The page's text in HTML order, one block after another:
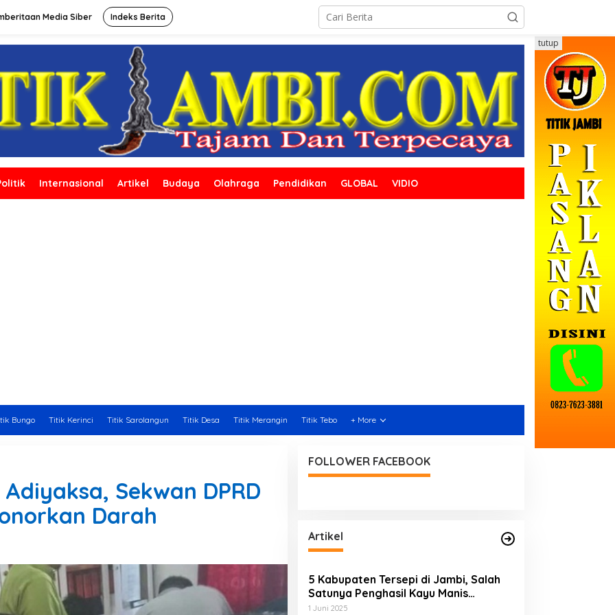
Media Siber Indeks Berita
Internasional Artikel Budaya Olahraga Pendidikan GLOBAL VIDIO
Bungo Titik Kerinci Titik Sarolangun Titik Desa Titik Merangin Titik Tebo + More
tutup
Sekwan DPRD
Darah
FOLLOWER FACEBOOK
Artikel
5 Kabupaten Tersepi di Jambi, Salah
Satunya Penghasil Kayu Manis
Terbesar di Dunia
1 Juni 2025